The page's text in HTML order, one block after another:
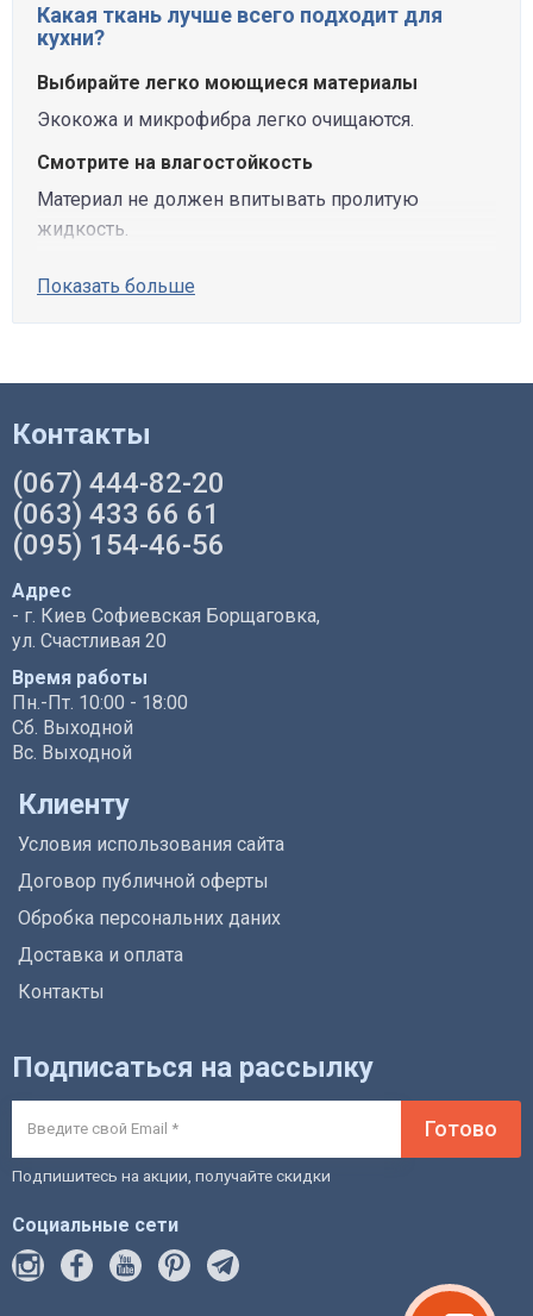
Какая ткань лучше всего подходит для
кухни?
Выбирайте легко моющиеся материалы
Экокожа и микрофибра легко очищаются.
Смотрите на влагостойкость
Материал не должен впитывать пролитую
жидкость.
Показать больше
Контакты
(067) 444-82-20
(063) 433 66 61
(095) 154-46-56
Адрес
- г. Киев Софиевская Борщаговка,
ул. Счастливая 20
Время работы
Пн.-Пт. 10:00 - 18:00
Сб. Выходной
Вс. Выходной
Клиенту
Условия использования сайта
Договор публичной оферты
Обробка персональних даних
Доставка и оплата
Контакты
Подписаться на рассылку
Готово
Подпишитесь на акции, получайте скидки
Социальные сети